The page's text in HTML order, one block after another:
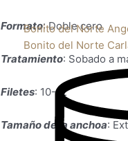
Bonito del Norte
Bonito del Norte
Formato: Doble cero
Tratamiento: Sobado a
Filetes: 10-12
Tamaño de la anchoa: